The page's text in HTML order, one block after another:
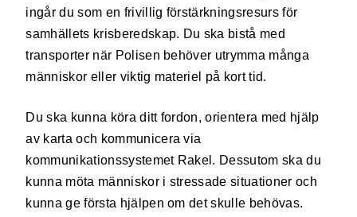
ingår du som en frivillig förstärkningsresurs för
samhällets krisberedskap. Du ska bistå med
transporter när Polisen behöver utrymma många
människor eller viktig materiel på kort tid.
Du ska kunna köra ditt fordon, orientera med hjälp
av karta och kommunicera via
kommunikationssystemet Rakel. Dessutom ska du
kunna möta människor i stressade situationer och
kunna ge första hjälpen om det skulle behövas.